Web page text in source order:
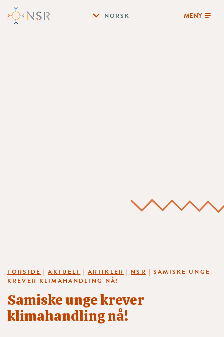
NORSK MENY
FORSIDE |AKTUELT | ARTIKLER | NSR |SAMISKE UNGE
KREVER KLIMAHANDLING NÅ!
Samiske unge krever
klimahandling nå!